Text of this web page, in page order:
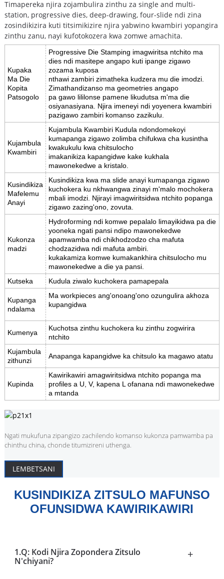
Timapereka njira zojambulira zinthu za single and multi-
station, progressive dies, deep-drawing, four-slide ndi zina
zosindikizira kuti titsimikizire njira yabwino kwambiri yopangira
zinthu zanu, nayi kufotokozera kwa zomwe amachita.
Kupaka
Ma Die
Kopita
Patsogolo
Progressive Die Stamping imagwiritsa ntchito ma
dies ndi masitepe angapo kuti ipange zigawo
zozama kuposa
nthawi zambiri zimatheka kudzera mu die imodzi.
Zimathandizanso ma geometries angapo
pa gawo lililonse pamene likudutsa m'ma die
osiyanasiyana. Njira imeneyi ndi yoyenera kwambiri
pazigawo zambiri komanso zazikulu.
Kujambula
Kwambiri
Kujambula Kwambiri Kudula ndondomekoyi
kumapanga zigawo zolimba chifukwa cha kusintha
kwakukulu kwa chitsulocho
imakanikiza kapangidwe kake kukhala
mawonekedwe a kristalo.
Kusindikiza
Mafelemu
Anayi
Kusindikiza kwa ma slide anayi kumapanga zigawo
kuchokera ku nkhwangwa zinayi m'malo mochokera
mbali imodzi. Njirayi imagwiritsidwa ntchito popanga
zigawo zazing'ono, zovuta.
Kukonza
madzi
Hydroforming ndi komwe pepalalo limayikidwa pa die
yooneka ngati pansi ndipo mawonekedwe
apamwamba ndi chikhodzodzo cha mafuta
chodzazidwa ndi mafuta ambiri.
kukakamiza komwe kumakankhira chitsulocho mu
mawonekedwe a die ya pansi.
Kutseka
Kudula ziwalo kuchokera pamapepala
Kupanga
ndalama
Ma workpieces ang'onoang'ono ozungulira akhoza
kupangidwa
Kumenya
Kuchotsa zinthu kuchokera ku zinthu zogwirira
ntchito
Kujambula
zithunzi
Anapanga kapangidwe ka chitsulo ka magawo atatu
Kupinda
Kawirikawiri amagwiritsidwa ntchito popanga ma
profiles a U, V, kapena L ofanana ndi mawonekedwe
a mtanda
Ngati mukufuna zipangizo zachilendo komanso kukonza pamwamba pa
chinthu china, chonde titumizireni uthenga.
LEMBETSANI
KUSINDIKIZA ZITSULO MAFUNSO
OFUNSIDWA KAWIRIKAWIRI
1.Q: Kodi Njira Zopondera Zitsulo
N'chiyani?
+